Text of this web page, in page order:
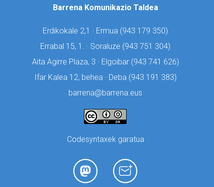
Barrena Komunikazio Taldea
Erdikokale 2,1 · Ermua (943 179 350)
Errabal 15, 1. · Soraluze (943 751 304)
Aita Agirre Plaza, 3 · Elgoibar (943 741 626)
Ifar Kalea 12, behea · Deba (943 191 383)
barrena@barrena.eus
Codesyntaxek garatua